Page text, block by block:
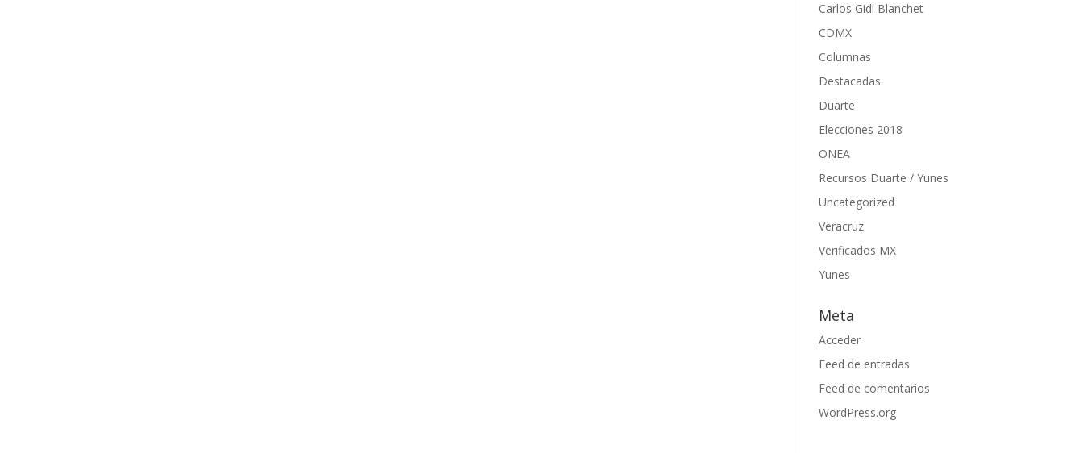
Carlos Gidi Blanchet
CDMX
Columnas
Destacadas
Duarte
Elecciones 2018
ONEA
Recursos Duarte / Yunes
Uncategorized
Veracruz
Verificados MX
Yunes
Meta
Acceder
Feed de entradas
Feed de comentarios
WordPress.org